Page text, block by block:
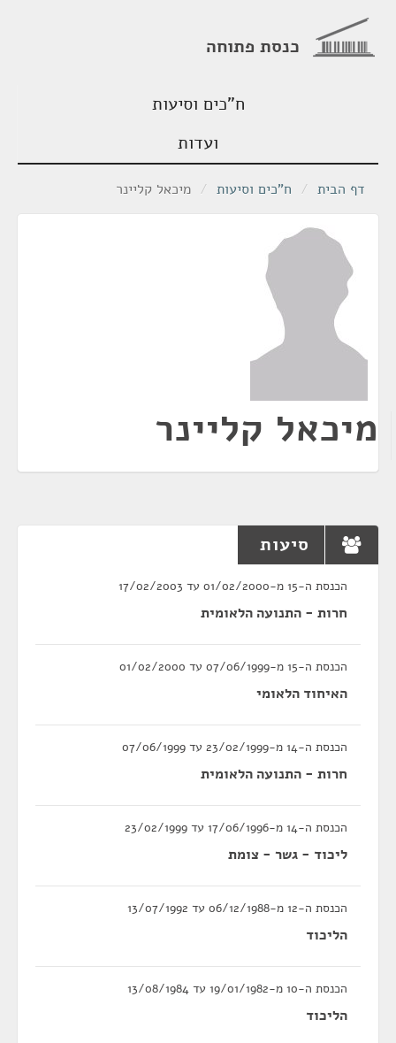
כנסת פתוחה
ח"כים וסיעות
ועדות
דף הבית / ח"כים וסיעות / מיכאל קליינר
מיכאל קליינר
סיעות
הכנסת ה-15 מ-01/02/2000 עד 17/02/2003
חרות - התנועה הלאומית
הכנסת ה-15 מ-07/06/1999 עד 01/02/2000
האיחוד הלאומי
הכנסת ה-14 מ-23/02/1999 עד 07/06/1999
חרות - התנועה הלאומית
הכנסת ה-14 מ-17/06/1996 עד 23/02/1999
ליכוד - גשר - צומת
הכנסת ה-12 מ-06/12/1988 עד 13/07/1992
הליכוד
הכנסת ה-10 מ-19/01/1982 עד 13/08/1984
הליכוד